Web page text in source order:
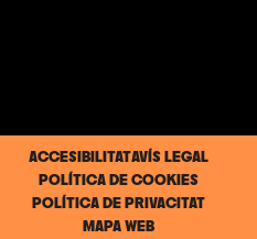
ACCESIBILITATAVÍS LEGAL
POLÍTICA DE COOKIES
POLÍTICA DE PRIVACITAT
MAPA WEB